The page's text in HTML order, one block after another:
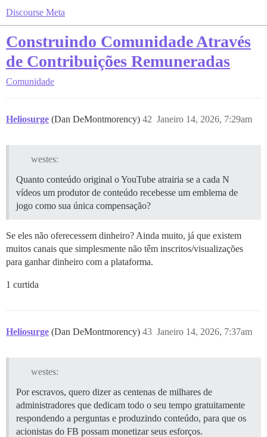
Discourse Meta
Construindo Comunidade Através
de Contribuições Remuneradas
Comunidade
Heliosurge (Dan DeMontmorency) Janeiro 14, 2026, 7:29am
42
westes:
Quanto conteúdo original o YouTube atrairia se a cada N
vídeos um produtor de conteúdo recebesse um emblema de
jogo como sua única compensação?
Se eles não oferecessem dinheiro? Ainda muito, já que existem
muitos canais que simplesmente não têm inscritos/visualizações
para ganhar dinheiro com a plataforma.
1 curtida
Heliosurge (Dan DeMontmorency) Janeiro 14, 2026, 7:37am
43
westes:
Por escravos, quero dizer as centenas de milhares de
administradores que dedicam todo o seu tempo gratuitamente
respondendo a perguntas e produzindo conteúdo, para que os
acionistas do FB possam monetizar seus esforços.